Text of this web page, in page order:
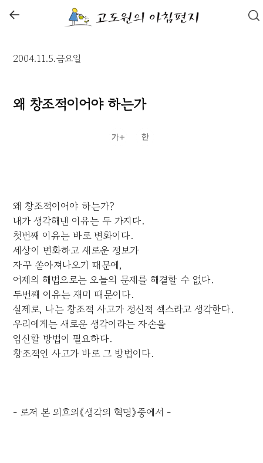
←
2004.11.5.금요일
왜 창조적이어야 하는가
왜 창조적이어야 하는가?
내가 생각해낸 이유는 두 가지다.
첫번째 이유는 바로 변화이다.
세상이 변화하고 새로운 정보가
자꾸 쏟아져나오기 때문에,
어제의 해법으로는 오늘의 문제를 해결할 수 없다.
두번째 이유는 재미 때문이다.
실제로, 나는 창조적 사고가 정신적 섹스라고 생각한다.
우리에게는 새로운 생각이라는 자손을
임신할 방법이 필요하다.
창조적인 사고가 바로 그 방법이다.
- 로저 본 외흐의《생각의 혁명》중에서 -